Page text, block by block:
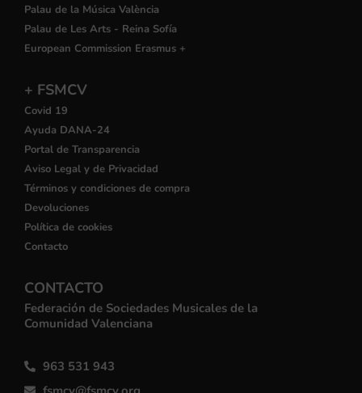
Palau de la Música València
Palau de Les Arts - Reina Sofía
European Commission Erasmus +
+ FSMCV
Covid 19
Ayuda DANA-24
Portal de Transparencia
Aviso Legal y de Privacidad
Términos y condiciones de compra
Devoluciones
Política de cookies
Contacto
CONTACTO
Federación de Sociedades Musicales de la
Comunidad Valenciana
963 531 943